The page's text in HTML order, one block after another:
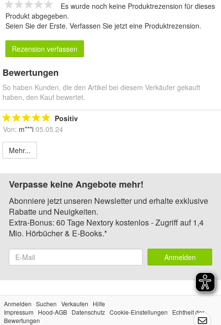
Es wurde noch keine Produktrezension für dieses
Produkt abgegeben.
Seien Sie der Erste. Verfassen Sie jetzt eine Produktrezension.
Rezension verfassen
Bewertungen
So haben Kunden, die den Artikel bei diesem Verkäufer gekauft
haben, den Kauf bewertet.
Positiv
Von: m***i 05.05.24
Mehr...
Verpasse keine Angebote mehr!
Abonniere jetzt unseren Newsletter und erhalte exklusive
Rabatte und Neuigkeiten.
Extra-Bonus: 60 Tage Nextory kostenlos - Zugriff auf 1,4
Mio. Hörbücher & E-Books.*
Anmelden
Anmelden Suchen Verkaufen
Hilfe
Impressum
Hood-AGB Datenschutz Cookie-Einstellungen
Echtheit der
Bewertungen